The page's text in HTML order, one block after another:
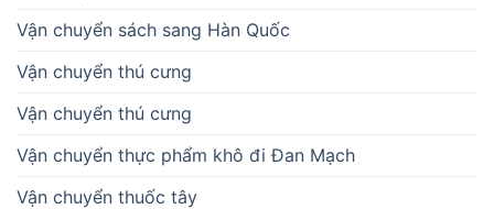
Vận chuyển sách sang Hàn Quốc
Vận chuyển thú cưng
Vận chuyển thú cưng
Vận chuyển thực phẩm khô đi Đan Mạch
Vận chuyển thuốc tây